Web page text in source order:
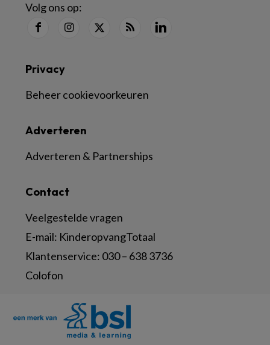
Volg ons op:
Contact
Veelgestelde vragen
E-mail: KinderopvangTotaal
Klantenservice: 030 – 638 3736
Colofon
Adverteren
Adverteren & Partnerships
Privacy
Beheer cookievoorkeuren